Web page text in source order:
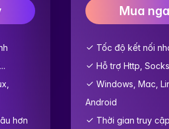
hơn
Mua
Tốc độ kết nối
Hỗ trợ Http,
Windows, Mac,
Android
Thời gian truy